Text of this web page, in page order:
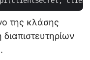
της κλάσης